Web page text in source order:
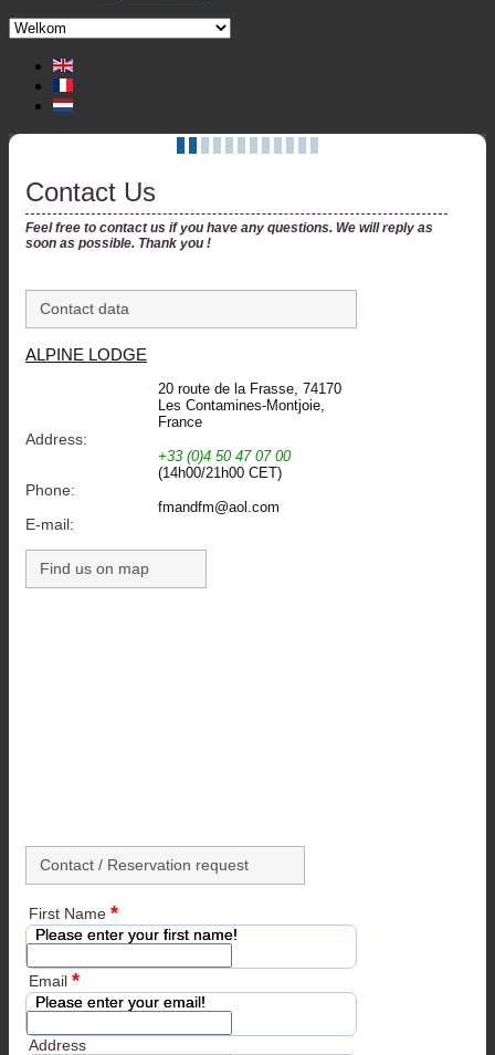
Contact Us
Feel free to contact us if you have any questions. We will reply as
soon as possible. Thank you !
Contact data
ALPINE LODGE
20 route de la Frasse, 74170
Les Contamines-Montjoie,
France
Address:
+33 (0)4 50 47 07 00
(14h00/21h00 CET)
Phone:
fmandfm@aol.com
E-mail:
Find us on map
Contact / Reservation request
First Name *
Please enter your first name!
Email *
Please enter your email!
Address